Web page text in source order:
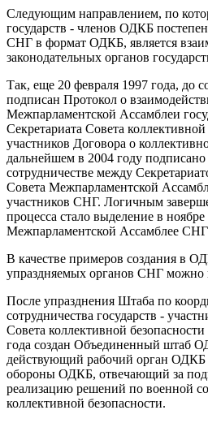
Следующим направлением, по
государств - членов ОДКБ
СНГ в формат ОДКБ, является
законодательных органов
Так, еще 20 февраля 1997 года, до
подписан Протокол о
Межпарламентской Ассамблеи
Секретариата Совета коллективной
участников Договора о
дальнейшем в 2004 году
сотрудничестве между
Совета Межпарламентской
участников СНГ. Логичным
процесса стало выделение в
Межпарламентской Ассамблее
В качестве примеров создания в
упраздняемых органов СНГ можно
После упразднения Штаба по
сотрудничества государств -
Совета коллективной
года создан Объединенный штаб
действующий рабочий орган ОДКБ
обороны ОДКБ, отвечающий за
реализацию решений по военной
коллективной безопасности.